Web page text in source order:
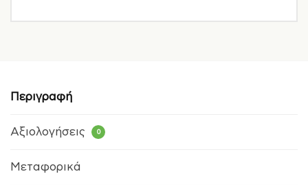
Περιγραφή
Αξιολογήσεις 0
Μεταφορικά